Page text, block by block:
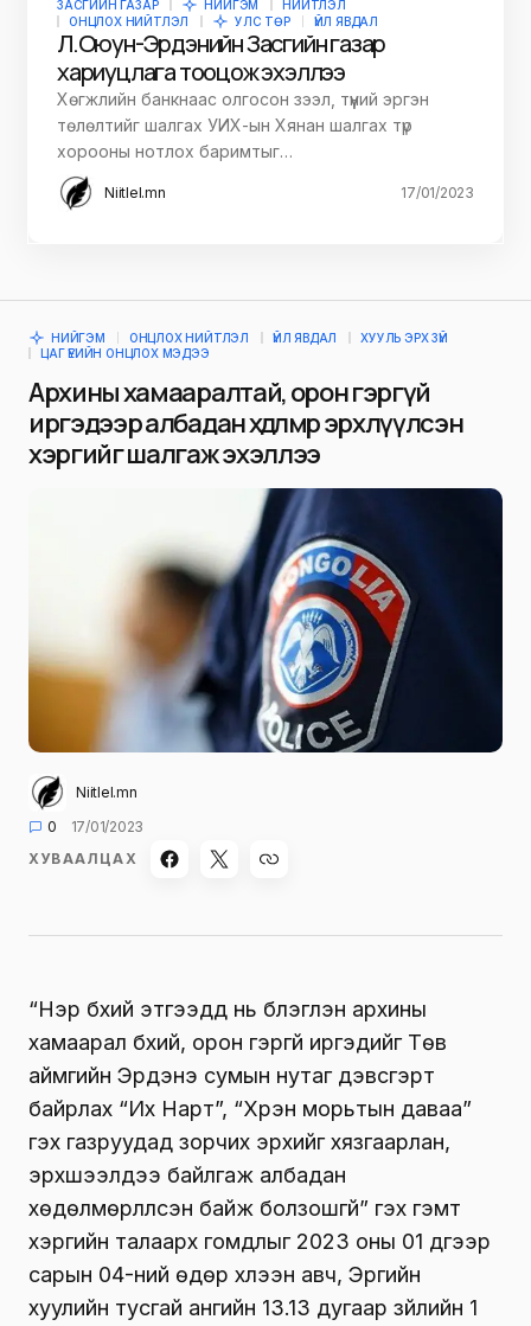
ЗАСГИЙН ГАЗАР НИЙГЭМ
НИЙТЛЭЛ
ОНЦЛОХ НИЙТЛЭЛ
УЛС ТӨР ҮЙЛ ЯВДАЛ
Л.Оюун-Эрдэнийн Засгийн газар
хариуцлага тооцож эхэллээ
Хөгжлийн банкнаас олгосон зээл, түүний эргэн
төлөлтийг шалгах УИХ-ын Хянан шалгах түр
хорооны нотлох баримтыг…
Niitlel.mn 17/01/2023
НИЙГЭМ ОНЦЛОХ НИЙТЛЭЛ ҮЙЛ ЯВДАЛ
ХУУЛЬ ЭРХ ЗҮЙ
ЦАГ ҮЕИЙН ОНЦЛОХ МЭДЭЭ
Архины хамааралтай, орон гэргүй
иргэдээр албадан хөдөлмөр эрхлүүлсэн
хэргийг шалгаж эхэллээ
Niitlel.mn
0
17/01/2023
ХУВААЛЦАХ
“Нэр бүхий этгээдүүд нь бүлэглэн архины
хамаарал бүхий, орон гэргүй иргэдийг Төв
аймгийн Эрдэнэ сумын нутаг дэвсгэрт
байрлах “Их Нарт”, “Хүрэн морьтын даваа”
гэх газруудад зорчих эрхийг хязгаарлан,
эрхшээлдээ байлгаж албадан
хөдөлмөрлүүлсэн байж болзошгүй” гэх гэмт
хэргийн талаарх гомдлыг 2023 оны 01 дүгээр
сарын 04-ний өдөр хүлээн авч, Эрүүгийн
хуулийн тусгай ангийн 13.13 дугаар зүйлийн 1